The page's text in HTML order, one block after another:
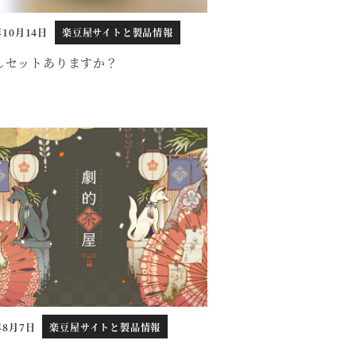
セットありますか？
月14日 楽豆屋サイトと製品情報
月7日 楽豆屋サイトと製品情報